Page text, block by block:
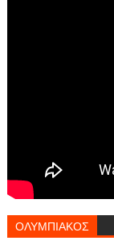
ΟΛΥΜΠΙΑΚΟΣ